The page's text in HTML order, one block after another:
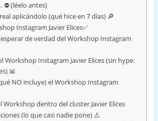
⛔ (léelo antes)
aplicándolo (qué hice en 7 días) 🔎
Instagram Javier Elices✅
de verdad del Workshop Instagram
Workshop Instagram Javier Elices (sin hype:
📊
NO incluye) el Workshop Instagram
Workshop dentro del cluster Javier Elices
(lo que casi nadie pone) ⚠️